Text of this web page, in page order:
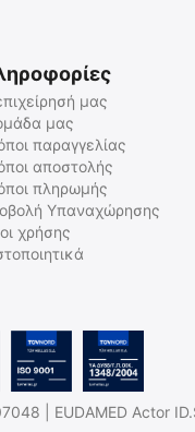
μας
μας
παραγγελίας
αποστολής
πληρωμής
Υπαναχώρησης
χρήσης
| EUDAMED Actor